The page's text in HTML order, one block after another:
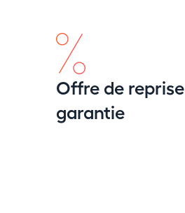
Offre de reprise
garantie